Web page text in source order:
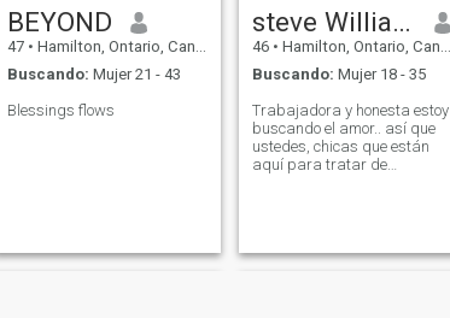
BEYOND
47 • Hamilton, Ontario, Canadá
Buscando: Mujer 21 - 43
Blessings flows
steve Williams
46 • Hamilton, Ontario, Canadá
Buscando: Mujer 18 - 35
Trabajadora y honesta estoy
buscando el amor.. así que
ustedes, chicas que están
aquí para tratar de